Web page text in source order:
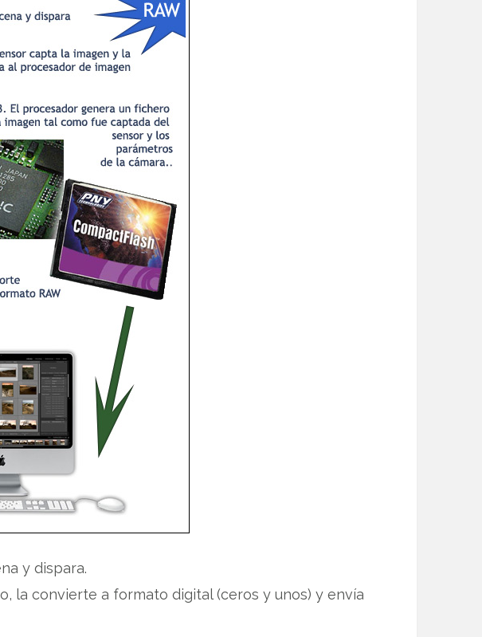
y dispara.
la convierte a formato digital (ceros y unos) y envía